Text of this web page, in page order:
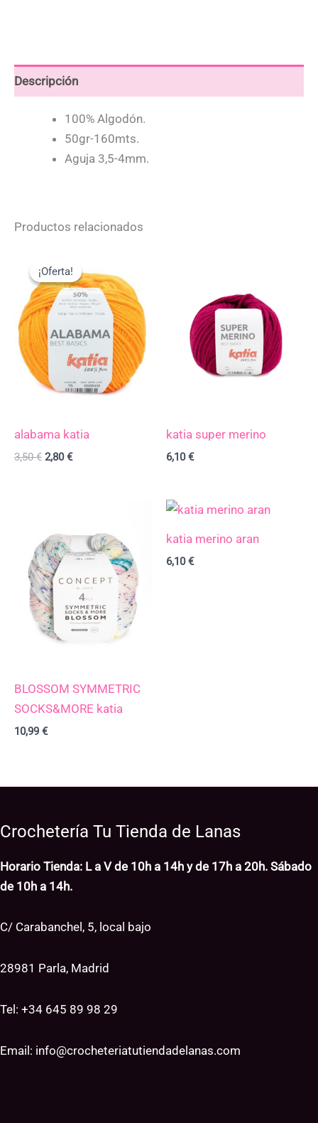
Descripción
100% Algodón.
50gr-160mts.
Aguja 3,5-4mm.
Productos relacionados
¡Oferta!
¡Oferta!
alabama katia
3,50€
precio
original
era:
3,50 €.
2,80€
precio
actual
es:
2,80 €.
katia super merino
6,10€
BLOSSOM SYMMETRIC
SOCKS&MORE katia
10,99 €
katia merino aran
6,10€
Crochetería Tu Tienda de Lanas
Horario Tienda: L a V de 10h a 14h y de 17h a 20h. Sábado
de 10h a 14h.
C/ Carabanchel, 5, local bajo
28981 Parla, Madrid
Tel: +34 645 89 98 29
Email: info@crocheteriatutiendadelanas.com